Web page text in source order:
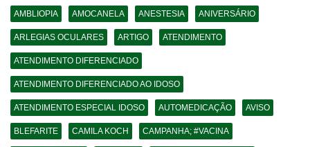
AMBLIOPIA AMOCANELA ANESTESIA ANIVERSÁRIO
ARLEGIAS OCULARES ARTIGO ATENDIMENTO
ATENDIMENTO DIFERENCIADO
ATENDIMENTO DIFERENCIADO AO IDOSO
ATENDIMENTO ESPECIAL IDOSO AUTOMEDICAÇÃO AVISO
BLEFARITE CAMILA KOCH CAMPANHA; #VACINA